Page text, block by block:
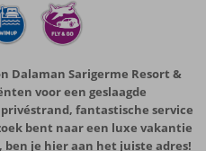
Dalaman Sarigerme Resort &
voor een geslaagde
fantastische service
bent naar een luxe vakantie
je hier aan het juiste adres!